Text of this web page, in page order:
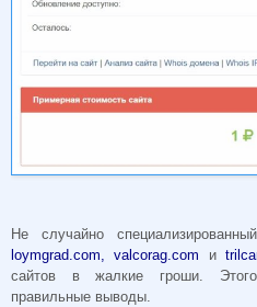
Не случайно
loymgrad.com, valcorag.com и
сайтов в жалкие гроши.
правильные выводы.